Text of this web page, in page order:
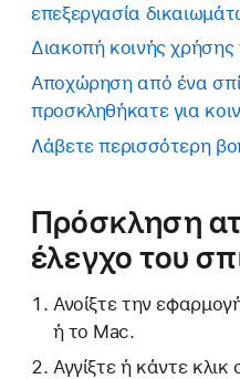
επεξεργασία
Διακοπή κοινής χρήσης
Αποχώρηση από ένα
προσκληθήκατε για
Λάβετε περισσότερη
Πρόσκληση
έλεγχο του
Ανοίξτε την
ή το Mac.
Αγγίξτε ή κάντε κλικ